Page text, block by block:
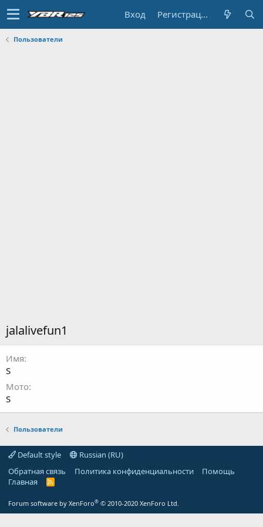
Вход Регистрация
Пользователи
jalalivefun1
Имя
S
Мото
S
Пользователи
Default style
Russian (RU)
Обратная связь
Политика конфиденциальности
Помощь
Главная
R
Forum software by XenForo® © 2010-2020 XenForo Ltd.